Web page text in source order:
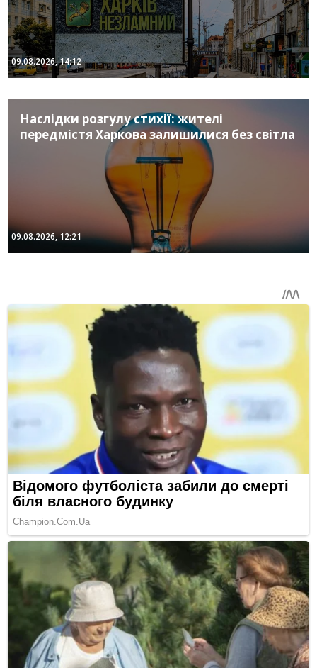
09.08.2026, 14:12
Наслідки розгулу стихії: жителі
передмістя Харкова залишилися без світла
09.08.2026, 12:21